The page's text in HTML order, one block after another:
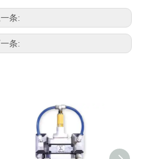
条:
条: